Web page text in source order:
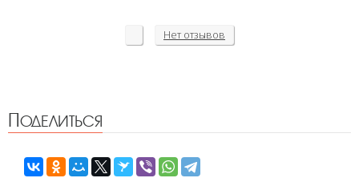
Нет отзывов
Поделиться